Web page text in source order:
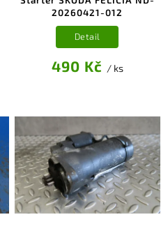
20260421-012
490 Kč / ks
Detail